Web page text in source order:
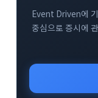
Event Driven에
중심으로 증시에